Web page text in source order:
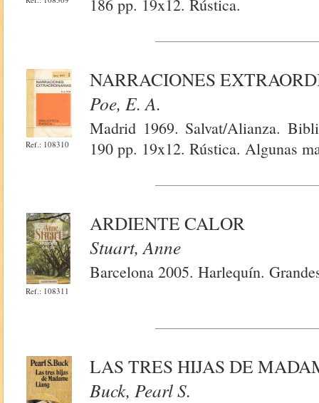
186 pp. 19x12. Rústica.
Ref.: 108310
NARRACIONES
Poe, E. A.
Madrid 1969. Salvat/Alianza.
190 pp. 19x12. Rústica. Algunas
Ref.: 108311
ARDIENTE CALOR
Stuart, Anne
Barcelona 2005. Harlequín.
LAS TRES HIJAS DE
Buck, Pearl S.